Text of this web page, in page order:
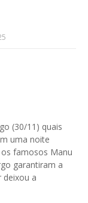
(30/11) quais
uma noite
famosos Manu
garantiram a
deixou a